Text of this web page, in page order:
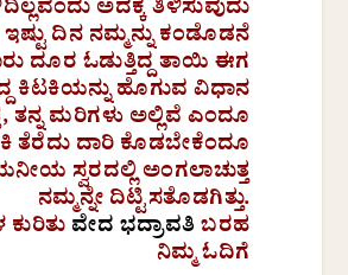
ಅದಕ್ಕೆ ತಿಳಿಸುವುದು
ದಿನ ನಮ್ಮನ್ನು ಕಂಡೊಡನೆ
ದೂರ ಓಡುತ್ತಿದ್ದ ತಾಯಿ ಈಗ
ಕಿಟಕಿಯನ್ನು ಹೊಗುವ ವಿಧಾನ
ತನ್ನ ಮರಿಗಳು ಅಲ್ಲಿವೆ ಎಂದೂ
ತೆರೆದು ದಾರಿ ಕೊಡಬೇಕೆಂದೂ
ಸ್ವರದಲ್ಲಿ ಅಂಗಲಾಚುತ್ತ
ನಮ್ಮನ್ನೇ ದಿಟ್ಟಿಸತೊಡಗಿತ್ತು.
ಕುರಿತು ವೇದ ಭದ್ರಾವತಿ ಬರಹ
ನಿಮ್ಮ ಓದಿಗೆ